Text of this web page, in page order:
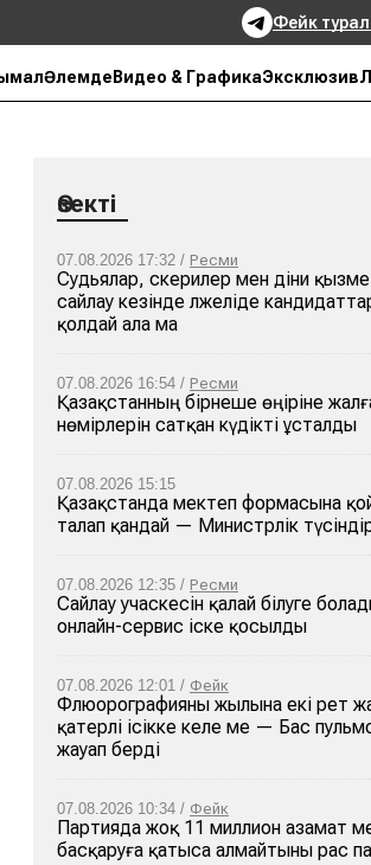
Фейк
Әлемде Видео & ГрафикаЭксклюзив
Өзекті
07.08.2026 17:32 / Ресми
Судьялар, әскерилер мен діни
сайлау кезінде әлжеліде
қолдай ала ма
07.08.2026 16:54 / Ресми
Қазақстанның бірнеше өңіріне
нөмірлерін сатқан күдікті ұсталды
07.08.2026 15:15
Қазақстанда мектеп формасына
талап қандай — Министрлік
07.08.2026 12:35 / Ресми
Сайлау учаскесін қалай білуге
онлайн-сервис іске қосылды
07.08.2026 12:01 / Фейк
Флюорографияны жылына екі рет
қатерлі ісікке әкеле ме — Бас
жауап берді
07.08.2026 10:34 / Фейк
Партияда жоқ 11 миллион азамат
басқаруға қатыса алмайтыны рас па